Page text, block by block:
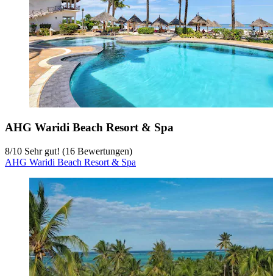
AHG Waridi Beach Resort & Spa
8/10 Sehr gut! (16 Bewertungen)
AHG Waridi Beach Resort & Spa